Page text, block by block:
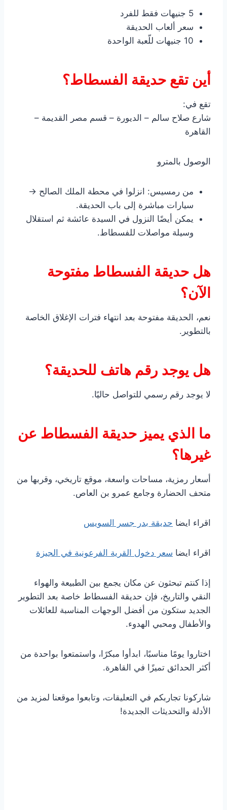
5 جنيهات فقط للفرد
سعر ألعاب الحديقة
10 جنيهات للّعبة الواحدة
أين تقع حديقة الفسطاط؟
تقع في:
شارع صلاح سالم – الديورة – قسم مصر القديمة –
القاهرة
الوصول بالمترو
من رمسيس: انزلوا في محطة الملك الصالح →
سيارات مباشرة إلى باب الحديقة.
يمكن أيضًا النزول في السيدة عائشة ثم استقلال
وسيلة مواصلات للفسطاط.
هل حديقة الفسطاط مفتوحة
الآن؟
نعم، الحديقة مفتوحة بعد انتهاء فترات الإغلاق الخاصة
بالتطوير.
هل يوجد رقم هاتف للحديقة؟
لا يوجد رقم رسمي للتواصل حاليًا.
ما الذي يميز حديقة الفسطاط عن
غيرها؟
أسعار رمزية، مساحات واسعة، موقع تاريخي، وقربها من
متحف الحضارة وجامع عمرو بن العاص.
اقراء ايضا حديقة بدر جسر السويس
اقراء ايضا سعر دخول القرية الفرعونية في الجيزة
إذا كنتم تبحثون عن مكان يجمع بين الطبيعة والهواء
النقي والتاريخ، فإن حديقة الفسطاط خاصة بعد التطوير
الجديد ستكون من أفضل الوجهات المناسبة للعائلات
والأطفال ومحبي الهدوء.
اختاروا يومًا مناسبًا، ابدأوا مبكرًا، واستمتعوا بواحدة من
أكثر الحدائق تميزًا في القاهرة.
شاركونا تجاربكم في التعليقات، وتابعوا موقعنا لمزيد من
الأدلة والتحديثات الجديدة!